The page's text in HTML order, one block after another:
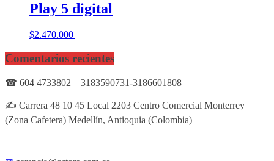
Play 5 digital
$2.470.000
Comentarios recientes
☎ 604 4733802 – 3183590731-3186601808
✍ Carrera 48 10 45 Local 2203 Centro Comercial Monterrey
(Zona Cafetera) Medellín, Antioquia (Colombia)